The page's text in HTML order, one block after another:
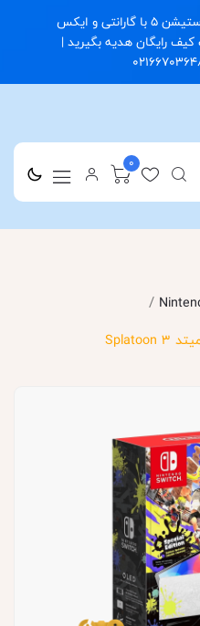
با خرید کنسول های بازی پلی استیشن 5 با گارانتی و ایکس
رایگان هدیه بگیرید |
0
/